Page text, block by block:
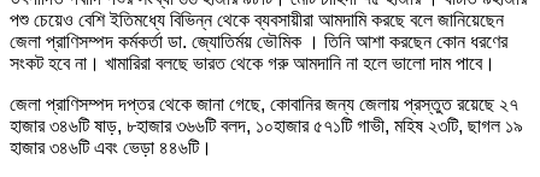
পশু চেয়েও বেশি ইতিমধ্যে বিভিন্ন থেকে ব্যবসায়ীরা আমদামি করছে বলে জানিয়েছেন
জেলা প্রাণিসম্পদ কর্মকর্তা ডা. জ্যোতির্ময় ভৌমিক । তিনি আশা করছেন কোন ধরণের
সংকট হবে না। খামারিরা বলছে ভারত থেকে গরু আমদানি না হলে ভালো দাম পাবে।
জেলা প্রাণিসম্পদ দপ্তর থেকে জানা গেছে, কোবানির জন্য জেলায় প্রস্তুত রয়েছে ২৭
হাজার ৩৪৬টি ষাড়, ৮হাজার ৩৬৬টি বলদ, ১০হাজার ৫৭১টি গাভী, মহিষ ২৩টি, ছাগল ১৯
হাজার ৩৪৬টি এবং ভেড়া ৪৪৬টি।